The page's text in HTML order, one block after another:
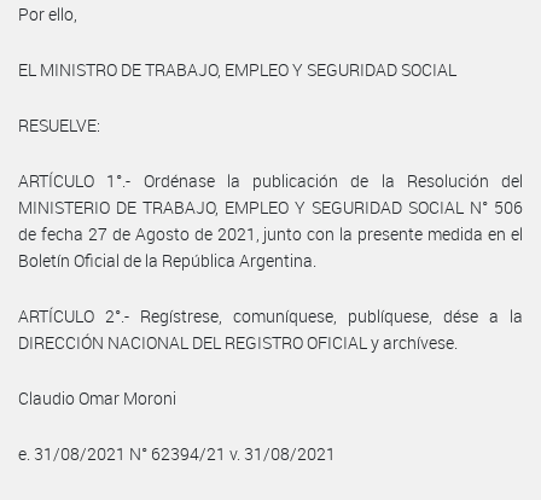
Por ello,
EL MINISTRO DE TRABAJO, EMPLEO Y SEGURIDAD SOCIAL
RESUELVE:
ARTÍCULO 1°.- Ordénase la publicación de la Resolución del
MINISTERIO DE TRABAJO, EMPLEO Y SEGURIDAD SOCIAL N° 506
de fecha 27 de Agosto de 2021, junto con la presente medida en el
Boletín Oficial de la República Argentina.
ARTÍCULO 2°.- Regístrese, comuníquese, publíquese, dése a la
DIRECCIÓN NACIONAL DEL REGISTRO OFICIAL y archívese.
Claudio Omar Moroni
e. 31/08/2021 N° 62394/21 v. 31/08/2021